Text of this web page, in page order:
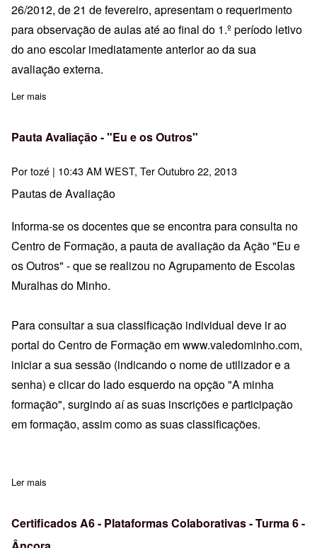
26/2012, de 21 de fevereiro, apresentam o requerimento
para observação de aulas até ao final do 1.º período letivo
do ano escolar imediatamente anterior ao da sua
avaliação externa.
Ler mais
Pauta Avaliação - "Eu e os Outros"
Portozé | 10:43 AM WEST, Ter Outubro 22, 2013
Pautas de Avaliação
Informa-se os docentes que se encontra para consulta no
Centro de Formação, a pauta de avaliação da Ação "Eu e
os Outros" - que se realizou no Agrupamento de Escolas
Muralhas do Minho.
Para consultar a sua classificação individual deve ir ao
portal do Centro de Formação emwww.valedominho.com,
iniciar a sua sessão (indicando o nome de utilizador e a
senha) e clicar do lado esquerdo na opção "A minha
formação", surgindo aí as suas inscrições e participação
em formação, assim como as suas classificações.
Ler mais
Certificados A6 - Plataformas Colaborativas - Turma 6 -